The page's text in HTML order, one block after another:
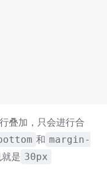
叠加，只会进行合
和 margin-
是 30px